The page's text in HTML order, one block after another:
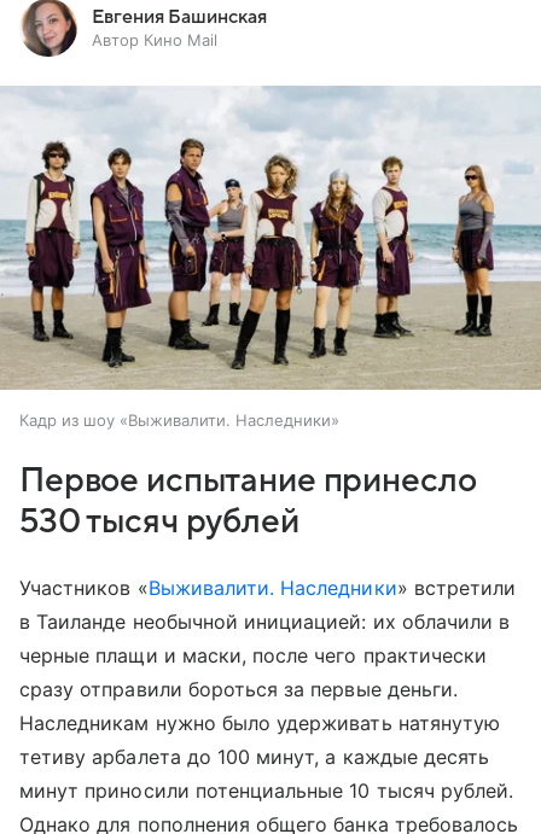
Евгения Башинская
Автор Кино Mail
Кадр из шоу «Выживалити. Наследники»
Первое испытание принесло
530 тысяч рублей
Участников «Выживалити. Наследники» встретили
в Таиланде необычной инициацией: их облачили в
черные плащи и маски, после чего практически
сразу отправили бороться за первые деньги.
Наследникам нужно было удерживать натянутую
тетиву арбалета до 100 минут, а каждые десять
минут приносили потенциальные 10 тысяч рублей.
Однако для пополнения общего банка требовалось